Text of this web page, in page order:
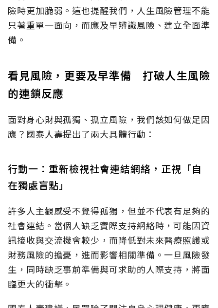
險時更加脆弱。這也提醒我們，人生風險管理不能
只著重單一面向，而應及早辨識風險、建立全面準
備。
看見風險，更要及早準備 打破人生風險
的連鎖反應
面對身心財與孤獨、孤立風險，我們該如何做足因
應？國泰人壽提出了兩大具體行動：
行動一：重新檢視社會連結網絡，正視「自
在獨處盲點」
許多人主觀感受不覺得孤獨，但並不代表有足夠的
社會連結。當個人缺乏實際支持網絡時，可能因資
訊接收與交流機會較少，而降低對未來醫療照護或
財務風險的擔憂，進而影響相關準備。一旦風險發
生，同時缺乏事前準備與可求助的人際支持，將面
臨更大的衝擊。